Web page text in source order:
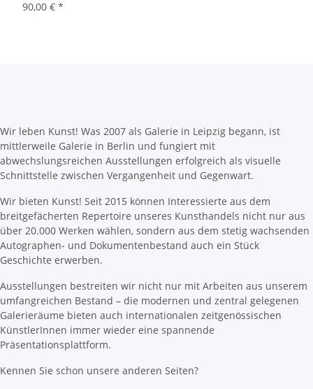
90,00 € *
Wir leben Kunst! Was 2007 als Galerie in Leipzig begann, ist
mittlerweile Galerie in Berlin und fungiert mit
abwechslungsreichen Ausstellungen erfolgreich als visuelle
Schnittstelle zwischen Vergangenheit und Gegenwart.
Wir bieten Kunst! Seit 2015 können Interessierte aus dem
breitgefächerten Repertoire unseres Kunsthandels nicht nur aus
über 20.000 Werken wählen, sondern aus dem stetig wachsenden
Autographen- und Dokumentenbestand auch ein Stück
Geschichte erwerben.
Ausstellungen bestreiten wir nicht nur mit Arbeiten aus unserem
umfangreichen Bestand – die modernen und zentral gelegenen
Galerieräume bieten auch internationalen zeitgenössischen
KünstlerInnen immer wieder eine spannende
Präsentationsplattform.
Kennen Sie schon unsere anderen Seiten?